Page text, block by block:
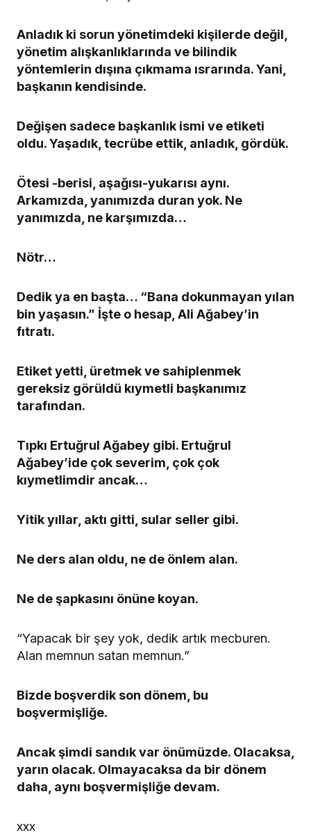
Anladık ki sorun yönetimdeki kişilerde değil,
yönetim alışkanlıklarında ve bilindik
yöntemlerin dışına çıkmama ısrarında. Yani,
başkanın kendisinde.
Değişen sadece başkanlık ismi ve etiketi
oldu. Yaşadık, tecrübe ettik, anladık, gördük.
Ötesi -berisi, aşağısı-yukarısı aynı.
Arkamızda, yanımızda duran yok. Ne
yanımızda, ne karşımızda…
Nötr…
Dedik ya en başta… “Bana dokunmayan yılan
bin yaşasın.” İşte o hesap, Ali Ağabey’in
fıtratı.
Etiket yetti, üretmek ve sahiplenmek
gereksiz görüldü kıymetli başkanımız
tarafından.
Tıpkı Ertuğrul Ağabey gibi. Ertuğrul
Ağabey’ide çok severim, çok çok
kıymetlimdir ancak…
Yitik yıllar, aktı gitti, sular seller gibi.
Ne ders alan oldu, ne de önlem alan.
Ne de şapkasını önüne koyan.
“Yapacak bir şey yok, dedik artık mecburen.
Alan memnun satan memnun.”
Bizde boşverdik son dönem, bu
boşvermişliğe.
Ancak şimdi sandık var önümüzde. Olacaksa,
yarın olacak. Olmayacaksa da bir dönem
daha, aynı boşvermişliğe devam.
xxx